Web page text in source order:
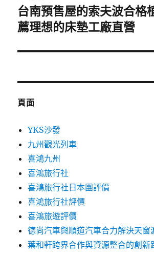
下
一
文
台南預售屋的索夫波合格
薦理想的床墊工廠直營
頁面
YKS沙發
九州觀光列車
喜鴻九州
喜鴻旅行社
喜鴻旅行社日本團評價
喜鴻旅行社評價
喜鴻旅遊評價
德尚汽車與順道汽車合力解決天窗
葉和軒跨界合作與資源整合的創新